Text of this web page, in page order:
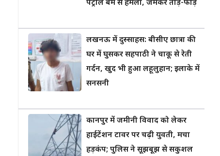
पेट्रोल बम से हमला, जमकर तोड़-फोड़
लखनऊ में दुस्साहस: बीसीए छात्रा की
घर में घुसकर सहपाठी ने चाकू से रेती
गर्दन, खुद भी हुआ लहूलुहान; इलाके में
सनसनी
कानपुर में जमीनी विवाद को लेकर
हाईटेंशन टावर पर चढ़ी युवती, मचा
हड़कंप; पुलिस ने सूझबूझ से सकुशल